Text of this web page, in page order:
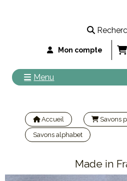
Mon compte
Menu
Accueil Savons
Savons alphabet
Made in